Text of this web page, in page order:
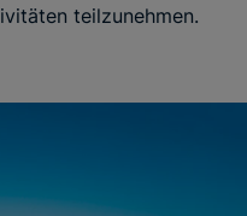
teilzunehmen.